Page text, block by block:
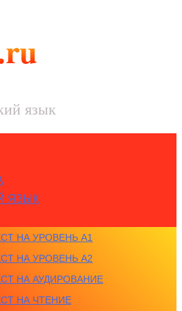
язык
ЯЗЫК
НА УРОВЕНЬ A1
НА УРОВЕНЬ A2
НА АУДИРОВАНИЕ
НА ЧТЕНИЕ